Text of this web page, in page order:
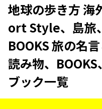
地球の歩き方 海
ort Style、島旅
BOOKS 旅の名
読み物、
ブック一覧